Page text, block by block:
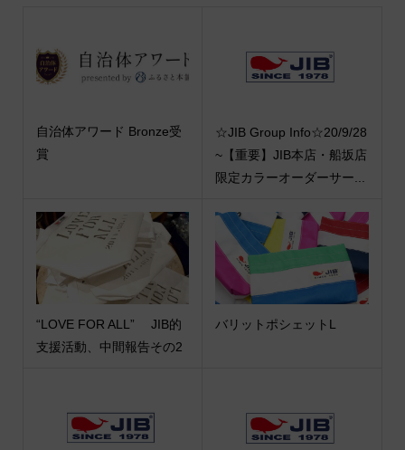
自治体アワード Bronze受
賞
☆JIB Group Info☆20/9/28
~【重要】JIB本店・船坂店
限定カラーオーダーサー...
“LOVE FOR ALL” JIB的
支援活動、中間報告その2
バリットポシェットL